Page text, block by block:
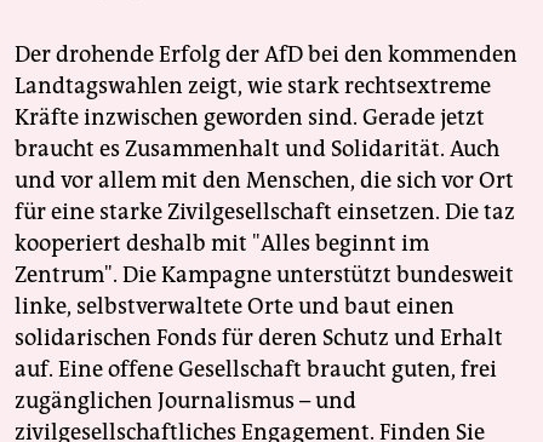
Der drohende Erfolg der AfD bei den kommenden
Landtagswahlen zeigt, wie stark rechtsextreme
Kräfte inzwischen geworden sind. Gerade jetzt
braucht es Zusammenhalt und Solidarität. Auch
und vor allem mit den Menschen, die sich vor Ort
für eine starke Zivilgesellschaft einsetzen. Die taz
kooperiert deshalb mit "Alles beginnt im
Zentrum". Die Kampagne unterstützt bundesweit
linke, selbstverwaltete Orte und baut einen
solidarischen Fonds für deren Schutz und Erhalt
auf. Eine offene Gesellschaft braucht guten, frei
zugänglichen Journalismus – und
zivilgesellschaftliches Engagement. Finden Sie